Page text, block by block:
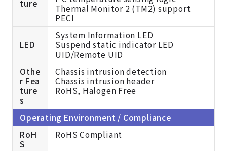
ture
Thermal Monitor 2 (TM2) support
PECI
LED
System Information LED
Suspend static indicator LED
UID/Remote UID
Othe
r Fea
ture
s
Chassis intrusion detection
Chassis intrusion header
RoHS, Halogen Free
Operating Environment / Compliance
RoH
S
RoHS Compliant